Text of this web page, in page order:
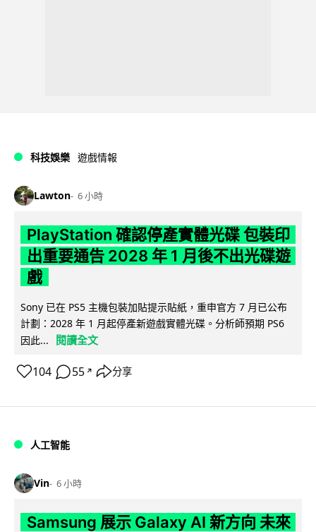
科技娛樂 遊戲情報
Lawton 6 小時
PlayStation 確認停產實體光碟 包裝印
出重要通告 2028 年 1 月後不出光碟遊
戲
Sony 已在 PS5 主機包裝加貼提示貼紙，重申官方 7 月已公布
計劃：2028 年 1 月起停產新遊戲實體光碟。分析師預期 PS6
因此...
閱讀全文
104 55 ↗ 分享
人工智能
Vin 6 小時
Samsung 展示 Galaxy AI 新方向 未來